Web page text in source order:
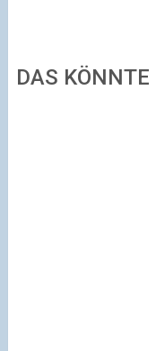
DAS